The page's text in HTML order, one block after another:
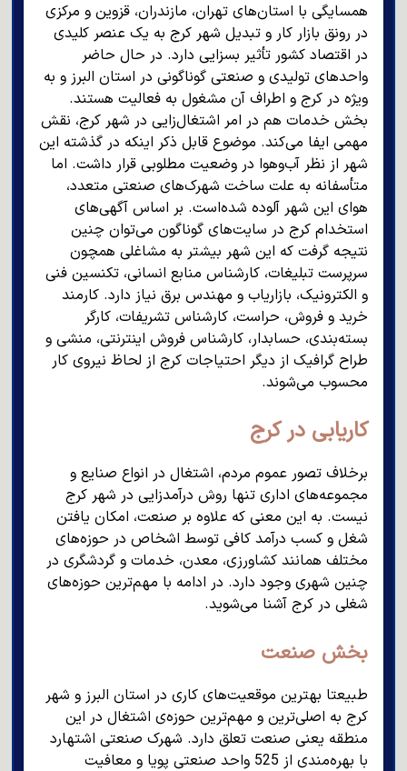
همسایگی با استان‌های تهران، مازندران، قزوین و مرکزی
در رونق بازار کار و تبدیل شهر کرج به یک عنصر کلیدی
در اقتصاد کشور تأثیر بسزایی دارد. در حال حاضر
واحدهای تولیدی و صنعتی گوناگونی در استان البرز و به
ویژه در کرج و اطراف آن مشغول به فعالیت هستند.
بخش خدمات هم در امر اشتغال‌زایی در شهر کرج، نقش
مهمی ایفا می‌کند. موضوع قابل ذکر اینکه در گذشته این
شهر از نظر آب‌وهوا در وضعیت مطلوبی قرار داشت. اما
متأسفانه به علت ساخت شهرک‌های صنعتی متعدد،
هوای این شهر آلوده شده‌است. بر اساس آگهی‌های
استخدام کرج در سایت‌های گوناگون می‌توان چنین
نتیجه گرفت که این شهر بیشتر به مشاغلی همچون
سرپرست تبلیغات، کارشناس منابع انسانی، تکنسین فنی
و الکترونیک، بازاریاب و مهندس برق نیاز دارد. کارمند
خرید و فروش، حراست، کارشناس تشریفات، کارگر
بسته‌بندی، حسابدار، کارشناس فروش اینترنتی، منشی و
طراح گرافیک از دیگر احتیاجات کرج از لحاظ نیروی کار
محسوب می‌شوند.
کاریابی در کرج
برخلاف تصور عموم مردم، اشتغال در انواع صنایع و
مجموعه‌های اداری تنها روش درآمدزایی در شهر کرج
نیست. به این معنی که علاوه بر صنعت، امکان یافتن
شغل و کسب درآمد کافی توسط اشخاص در حوزه‌های
مختلف همانند کشاورزی، معدن، خدمات و گردشگری در
چنین شهری وجود دارد. در ادامه با مهم‌ترین حوزه‌های
شغلی در کرج آشنا می‌شوید.
بخش صنعت
طبیعتا بهترین موقعیت‌های کاری در استان البرز و شهر
کرج به اصلی‌ترین و مهم‌ترین حوزه‌ی اشتغال در این
منطقه یعنی صنعت تعلق دارد. شهرک صنعتی اشتهارد
با بهره‌مندی از 525 واحد صنعتی پویا و معافیت